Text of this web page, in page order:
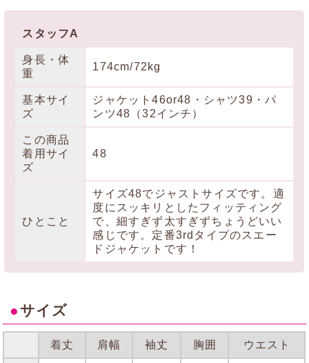
スタッフA
身長・体
重
174cm/72kg
基本サイ
ズ
ジャケット46or48・シャツ39・パ
ンツ48（32インチ）
この商品
着用サイ
ズ
48
ひとこと
サイズ48でジャストサイズです。適
度にスッキリとしたフィッティング
で、細すぎず太すぎずちょうどいい
感じです。定番3rdタイプのスエー
ドジャケットです！
● サイズ
着丈 肩幅 袖丈 胸囲 ウエスト